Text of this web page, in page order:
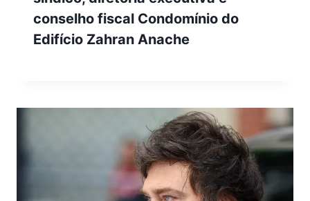
conselho fiscal Condomínio do
Edifício Zahran Anache